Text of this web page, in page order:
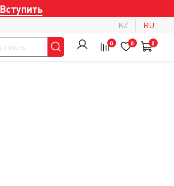
Вступить
KZ RU
0 0 0